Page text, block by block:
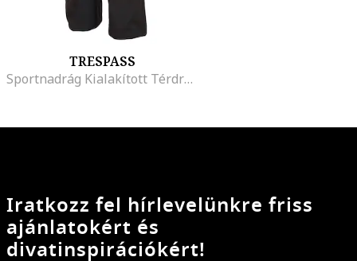
TRESPASS
Sportnadrág Kialakított Térdrészlettel
Iratkozz fel hírlevelünkre friss
ajánlatokért és
divatinspirációkért!